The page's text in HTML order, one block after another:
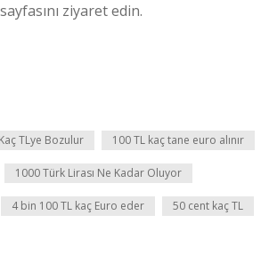
ziyaret edin.
TLye Bozulur 100 TL kaç tane euro alınır
1000 Türk Lirası Ne Kadar Oluyor
4 bin 100 TL kaç Euro eder 50 cent kaç TL